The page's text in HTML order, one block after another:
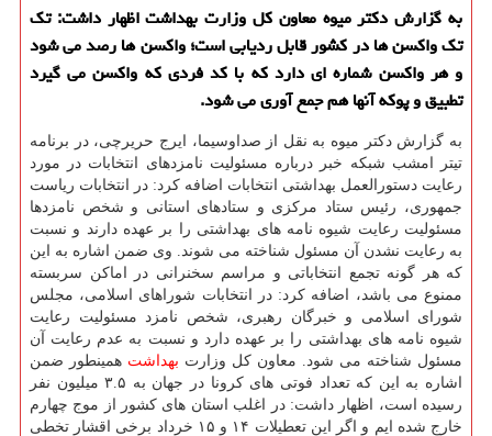
به گزارش دکتر میوه معاون کل وزارت بهداشت اظهار داشت: تک
تک واکسن ها در کشور قابل ردیابی است؛ واکسن ها رصد می شود
و هر واکسن شماره ای دارد که با کد فردی که واکسن می گیرد
تطبیق و پوکه آنها هم جمع آوری می شود.
به گزارش دکتر میوه به نقل از صداوسیما، ایرج حریرچی، در برنامه
تیتر امشب شبکه خبر درباره مسئولیت نامزدهای انتخابات در مورد
رعایت دستورالعمل بهداشتی انتخابات اضافه کرد: در انتخابات ریاست
جمهوری، رئیس ستاد مرکزی و ستادهای استانی و شخص نامزدها
مسئولیت رعایت شیوه نامه های بهداشتی را بر عهده دارند و نسبت
به رعایت نشدن آن مسئول شناخته می شوند. وی ضمن اشاره به این
که هر گونه تجمع انتخاباتی و مراسم سخنرانی در اماکن سربسته
ممنوع می باشد، اضافه کرد: در انتخابات شوراهای اسلامی، مجلس
شورای اسلامی و خبرگان رهبری، شخص نامزد مسئولیت رعایت
شیوه نامه های بهداشتی را بر عهده دارد و نسبت به عدم رعایت آن
مسئول شناخته می شود. معاون کل وزارت بهداشت همینطور ضمن
اشاره به این که تعداد فوتی های کرونا در جهان به ۳.۵ میلیون نفر
رسیده است، اظهار داشت: در اغلب استان های کشور از موج چهارم
خارج شده ایم و اگر این تعطیلات ۱۴ و ۱۵ خرداد برخی اقشار تخطی